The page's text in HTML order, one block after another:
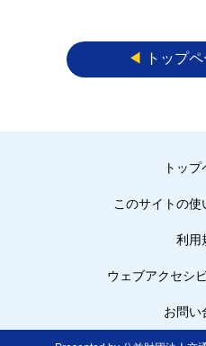
◀︎ トップ
トッ
このサイトの
利用
ウェブアクセシ
お問い